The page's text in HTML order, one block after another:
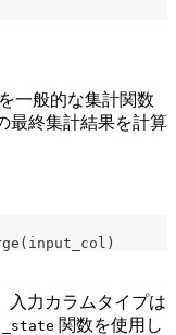
一般的な集計関数
最終集計結果を計算
( input_col )
入力カラムタイプは
_state 関数を使用し